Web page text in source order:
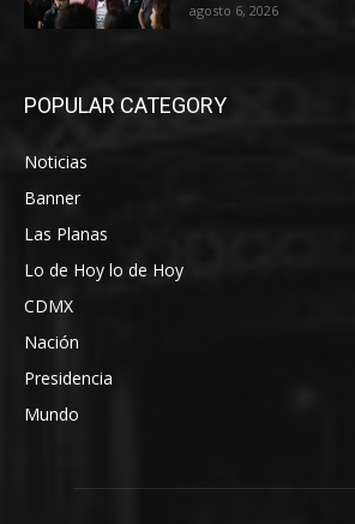
agosto 6, 2026
POPULAR CATEGORY
Noticias
Banner
Las Planas
Lo de Hoy lo de Hoy
CDMX
Nación
Presidencia
Mundo